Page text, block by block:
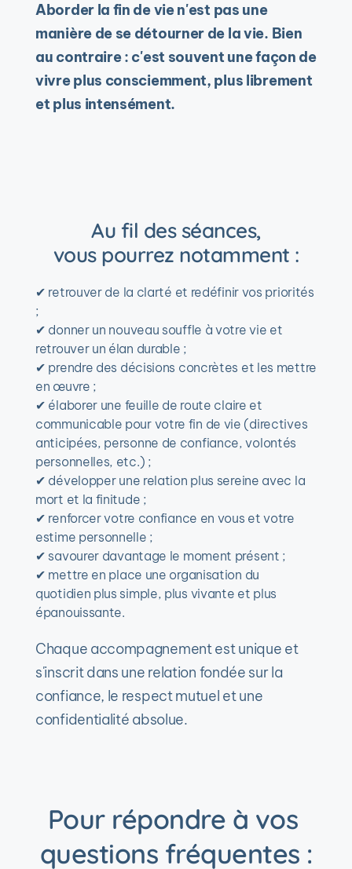
Aborder la fin de vie n'est pas une
manière de se détourner de la vie. Bien
au contraire : c'est souvent une façon de
vivre plus consciemment, plus librement
et plus intensément.
Au fil des séances,
vous pourrez notamment :
✔ retrouver de la clarté et redéfinir vos priorités
;
✔ donner un nouveau souffle à votre vie et
retrouver un élan durable ;
✔ prendre des décisions concrètes et les mettre
en œuvre ;
✔ élaborer une feuille de route claire et
communicable pour votre fin de vie (directives
anticipées, personne de confiance, volontés
personnelles, etc.) ;
✔ développer une relation plus sereine avec la
mort et la finitude ;
✔ renforcer votre confiance en vous et votre
estime personnelle ;
✔ savourer davantage le moment présent ;
✔ mettre en place une organisation du
quotidien plus simple, plus vivante et plus
épanouissante.
Chaque accompagnement est unique et
s'inscrit dans une relation fondée sur la
confiance, le respect mutuel et une
confidentialité absolue.
Pour répondre à vos
questions fréquentes :